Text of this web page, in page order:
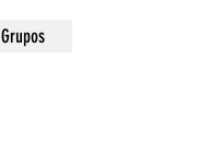
Grupos